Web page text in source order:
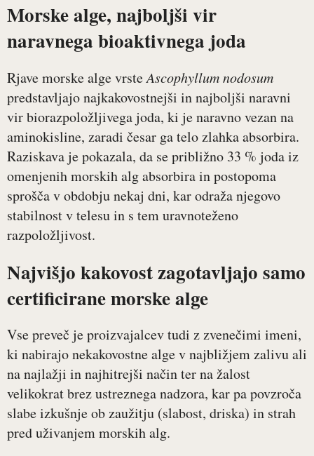
Morske alge, najboljši vir
naravnega bioaktivnega joda
Rjave morske alge vrsteAscophyllum nodosum
predstavljajo najkakovostnejši in najboljši naravni
vir biorazpoložljivega joda, ki je naravno vezan na
aminokisline, zaradi česar ga telo zlahka absorbira.
Raziskava je pokazala, da se približno 33 % joda iz
omenjenih morskih alg absorbira in postopoma
sprošča v obdobju nekaj dni, kar odraža njegovo
stabilnost v telesu in s tem uravnoteženo
razpoložljivost.
Najvišjo kakovost zagotavljajo samo
certificirane morske alge
Vse preveč je proizvajalcev tudi z zvenečimi imeni,
ki nabirajo nekakovostne alge v najbližjem zalivu ali
na najlažji in najhitrejši način ter na žalost
velikokrat brez ustreznega nadzora, kar pa povzroča
slabe izkušnje ob zaužitju (slabost, driska) in strah
pred uživanjem morskih alg.